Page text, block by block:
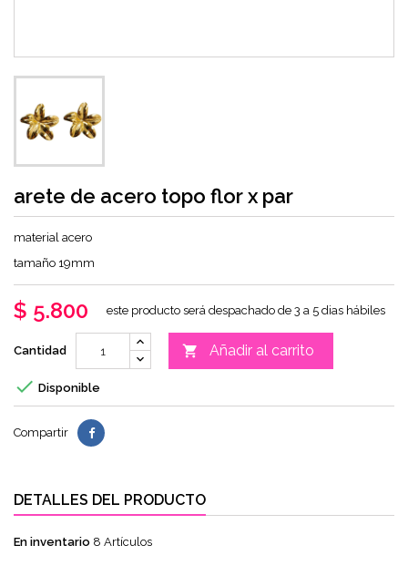
arete de acero topo flor x par
material acero
tamaño 19mm
$ 5.800 este producto será despachado de 3 a 5 dias hábiles
Cantidad  Añadir al carrito
 Disponible
Compartir
DETALLES DEL PRODUCTO
En inventario 8 Artículos